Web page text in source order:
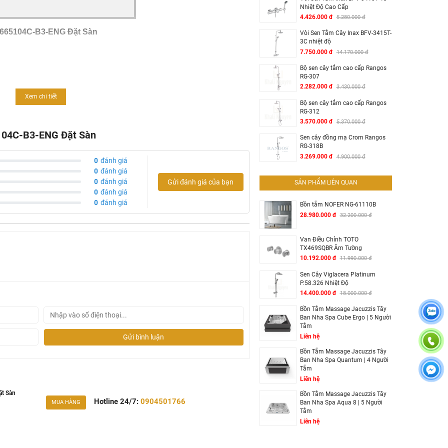
B3-ENG Đặt Sàn
Xem chi tiết
B3-ENG Đặt Sàn
0 đánh giá
0 đánh giá
0 đánh giá
0 đánh giá
0 đánh giá
Gửi đánh giá của bạn
Gửi bình luận
Sàn
MUA HÀNG Hotline 24/7:0904501766
Nhiệt Độ Cao Cấp
4.426.000 đ 5.280.000 đ
Vòi Sen Tắm Cây Inax BFV-3415T-
3C nhiệt độ
7.750.000 đ 14.170.000 đ
Bộ sen cây tắm cao cấp Rangos
RG-307
2.282.000 đ 3.430.000 đ
Bộ sen cây tắm cao cấp Rangos
RG-312
3.570.000 đ 5.370.000 đ
Sen cây đồng mạ Crom Rangos
RG-318B
3.269.000 đ 4.900.000 đ
SẢN PHẨM LIÊN QUAN
Bồn tắm NOFER NG-61110B
28.980.000 đ 32.200.000 đ
Van Điều Chỉnh TOTO
TX469SQBR Âm Tường
10.192.000 đ 11.990.000 đ
Sen Cây Viglacera Platinum
P.58.326 Nhiệt Độ
14.400.000 đ 18.000.000 đ
Bồn Tắm Massage Jacuzzis Tây
Ban Nha Spa Cube Ergo | 5 Người
Tắm
Liên hệ
Bồn Tắm Massage Jacuzzis Tây
Ban Nha Spa Quantum | 4 Người
Tắm
Liên hệ
Bồn Tắm Massage Jacuzzis Tây
Ban Nha Spa Aqua 8 | 5 Người
Tắm
Liên hệ